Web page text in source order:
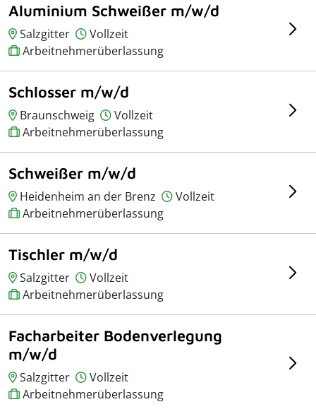
Aluminium Schweißer m/w/d
Salzgitter
Vollzeit
Arbeitnehmerüberlassung
Schlosser m/w/d
Braunschweig
Vollzeit
Arbeitnehmerüberlassung
Schweißer m/w/d
Heidenheim an der Brenz
Vollzeit
Arbeitnehmerüberlassung
Tischler m/w/d
Salzgitter
Vollzeit
Arbeitnehmerüberlassung
Facharbeiter Bodenverlegung
m/w/d
Salzgitter
Vollzeit
Arbeitnehmerüberlassung